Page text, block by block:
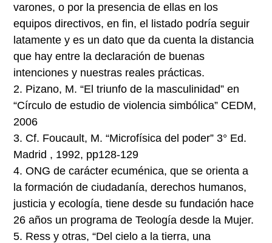
varones, o por la presencia de ellas en los
equipos directivos, en fin, el listado podría seguir
latamente y es un dato que da cuenta la distancia
que hay entre la declaración de buenas
intenciones y nuestras reales prácticas.
2. Pizano, M. “El triunfo de la masculinidad” en
“Círculo de estudio de violencia simbólica” CEDM,
2006
3. Cf. Foucault, M. “Microfísica del poder” 3° Ed.
Madrid , 1992, pp128-129
4. ONG de carácter ecuménica, que se orienta a
la formación de ciudadanía, derechos humanos,
justicia y ecología, tiene desde su fundación hace
26 años un programa de Teología desde la Mujer.
5. Ress y otras, “Del cielo a la tierra, una